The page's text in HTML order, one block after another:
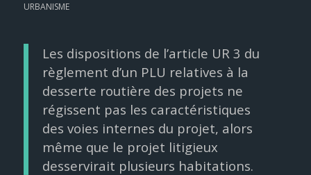
URBANISME
Les dispositions de l’article UR 3 du
règlement d’un PLU relatives à la
desserte routière des projets ne
régissent pas les caractéristiques
des voies internes du projet, alors
même que le projet litigieux
desservirait plusieurs habitations.